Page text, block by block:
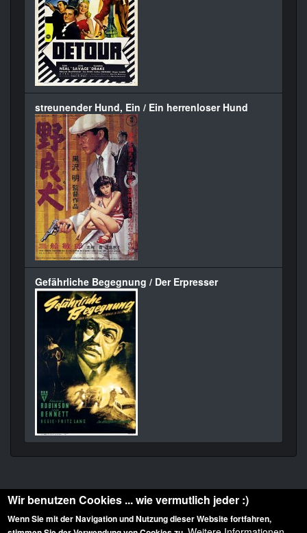
streunender Hund, Ein / Ein herrenloser Hund
Gefährliche Begegnung / Der Erpresser
Wir benutzen Cookies ... wie vermutlich jeder :)
Wenn Sie mit der Navigation und Nutzung dieser Website fortfahren,